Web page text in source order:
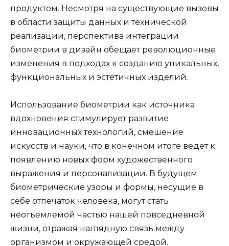
продуктом. Несмотря на существующие вызовы
в области защиты данных и технической
реализации, перспектива интеграции
биометрии в дизайн обещает революционные
изменения в подходах к созданию уникальных,
функциональных и эстетичных изделий.
Использование биометрии как источника
вдохновения стимулирует развитие
инновационных технологий, смешение
искусств и науки, что в конечном итоге ведет к
появлению новых форм художественного
выражения и персонализации. В будущем
биометрические узоры и формы, несущие в
себе отпечаток человека, могут стать
неотъемлемой частью нашей повседневной
жизни, отражая наглядную связь между
организмом и окружающей средой.